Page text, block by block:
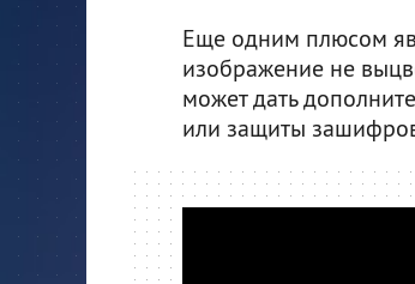
Еще одним плюсом
изображение не
может дать
или защиты